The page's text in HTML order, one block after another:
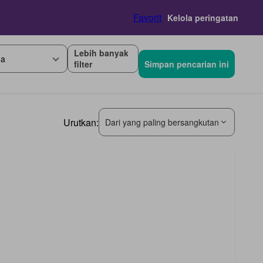
Favorit Kelola peringatan
Lebih banyak
filter
Simpan pencarian ini
Urutkan: Dari yang paling bersangkutan